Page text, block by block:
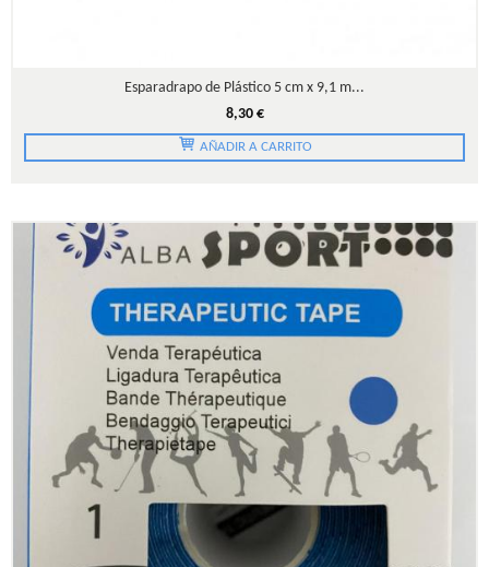
Esparadrapo de Plástico 5 cm x 9,1 m...
8,30 €
AÑADIR A CARRITO